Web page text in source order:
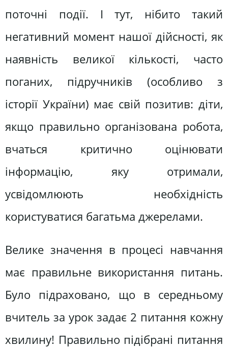
поточні події. І тут, нібито такий
негативний момент нашої дійсності, як
наявність великої кількості, часто
поганих, підручників (особливо з
історії України) має свій позитив: діти,
якщо правильно організована робота,
вчаться критично оцінювати
інформацію, яку отримали,
усвідомлюють необхідність
користуватися багатьма джерелами.
Велике значення в процесі навчання
має правильне використання питань.
Було підраховано, що в середньому
вчитель за урок задає 2 питання кожну
хвилину! Правильно підібрані питання